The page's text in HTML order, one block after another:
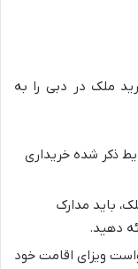
ملک در دبی را به
ذکر شده خریداری
باید مدارک
دهید.
ویزای اقامت خود